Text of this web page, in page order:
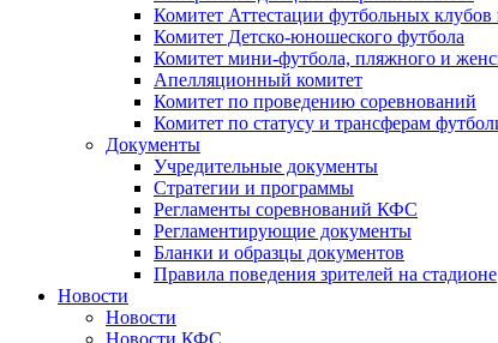
Комитет Аттестации футбольных
Комитет Детско-юношеского футбола
Комитет мини-футбола, пляжного и
Апелляционный комитет
Комитет по проведению соревнований
Комитет по статусу и трансферам
Документы
Учредительные документы
Стратегии и программы
Регламенты соревнований КФС
Регламентирующие документы
Бланки и образцы документов
Правила поведения зрителей на стадионе
Новости
Новости
Новости КФС